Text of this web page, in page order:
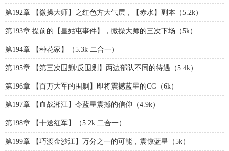
第192章 【微操大师】之红色方大气层，【赤水】副本（5.2k）
第193章 提前的【皇姑屯事件】，微操大师的三次下场（5k）
第194章 【种花家】（5.3k 二合一）
第195章 【第三次围剿/反围剿】两边部队不同的待遇（5.4k）
第196章 【百万大军的围剿】即将震撼蓝星的CG（6k）
第197章 【血战湘江】令蓝星震撼的信仰（4.9k）
第198章 【十送红军】（5.2k 二合一）
第199章 【巧渡金沙江】万分之一的可能，震惊蓝星（5k）